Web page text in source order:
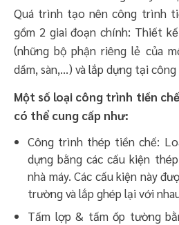
Quá trình tạo nên công trình
gồm 2 giai đoạn chính: Thiết
(những bộ phận riêng lẻ của
dầm, sàn,…) và lắp dựng tại
Một số loại công trình tiền
có thể cung cấp như:
Công trình thép tiền chế:
dựng bằng các cấu kiện
nhà máy. Các cấu kiện này
trường và lắp ghép lại với
Tấm lợp & tấm ốp tường